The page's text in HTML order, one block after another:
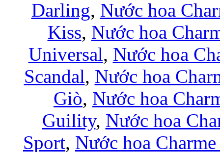
Darling, Nước hoa
Kiss, Nước hoa
Universal, Nước hoa
Scandal, Nước hoa
Giò, Nước hoa
Guility, Nước hoa
Sport, Nước hoa